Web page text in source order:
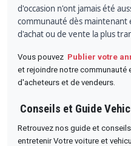
d'occasion n'ont jamais été
communauté dès maintenant
d'achat ou de vente la plus
Vous pouvez Publier votre
et rejoindre notre communauté
d'acheteurs et de vendeurs.
Conseils et Guide
Retrouvez nos guide et
entretenir Votre voiture et